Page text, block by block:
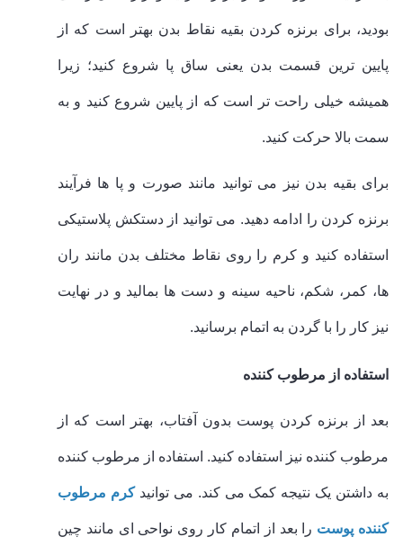
بودید، برای برنزه کردن بقیه نقاط بدن بهتر است که از
پایین ترین قسمت بدن یعنی ساق پا شروع کنید؛ زیرا
همیشه خیلی راحت تر است که از پایین شروع کنید و به
سمت بالا حرکت کنید.
برای بقیه بدن نیز می توانید مانند صورت و پا ها فرآیند
برنزه کردن را ادامه دهید. می توانید از دستکش پلاستیکی
استفاده کنید و کرم را روی نقاط مختلف بدن مانند ران
ها، کمر، شکم، ناحیه سینه و دست ها بمالید و در نهایت
نیز کار را با گردن به اتمام برسانید.
استفاده از مرطوب کننده
بعد از برنزه کردن پوست بدون آفتاب، بهتر است که از
مرطوب کننده نیز استفاده کنید. استفاده از مرطوب کننده
به داشتن یک نتیجه کمک می کند. می توانیدکرم مرطوب
کننده پوست را بعد از اتمام کار روی نواحی ای مانند چین